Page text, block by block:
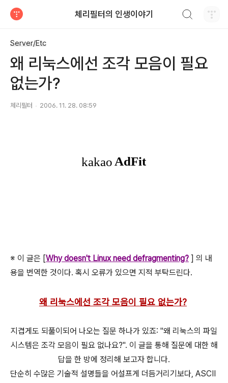
체리필터의 인생이야기
Server/Etc
왜 리눅스에선 조각 모음이 필요
없는가?
체리필터 2006. 11. 28. 08:59
※ 이 글은 [Why doesn't Linux need defragmenting? ] 의 내
용을 번역한 것이다. 혹시 오류가 있으면 지적 부탁드린다.
왜 리눅스에선 조각 모음이 필요 없는가?
지겹게도 되풀이되어 나오는 질문 하나가 있죠: "왜 리눅스의 파일
시스템은 조각 모음이 필요 없나요?". 이 글을 통해 질문에 대한 해
답을 한 방에 정리해 보고자 합니다.
단순히 수많은 기술적 설명들을 어설프게 더듬거리기보다, ASCII